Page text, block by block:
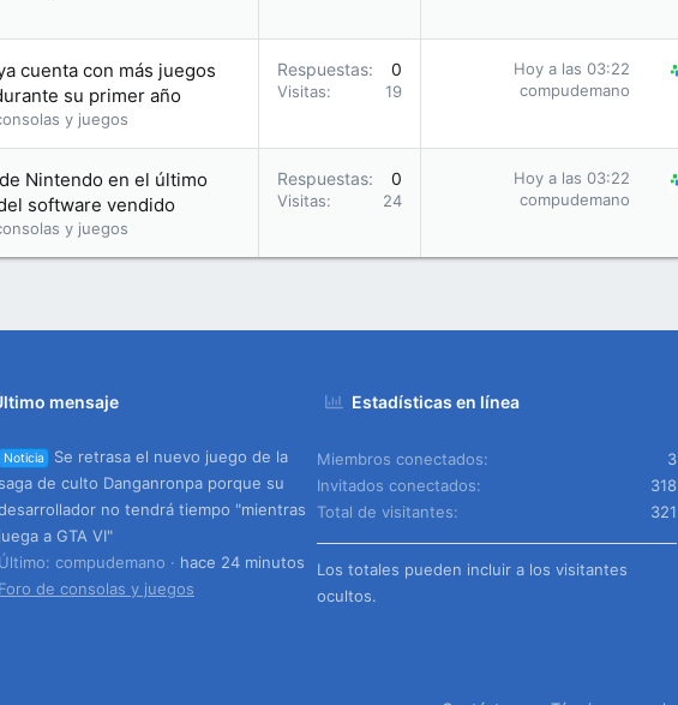
cuenta con más juegos
su primer año
y juegos
Respuestas 0
Visitas 19
Hoy a las 03:22
compudemano
Nintendo en el último
software vendido
y juegos
Respuestas 0
Visitas 24
Hoy a las 03:22
compudemano
mensaje
Noticia
Se retrasa el nuevo juego de la
saga de culto Danganronpa porque su
no tendrá tiempo "mientras
juega a GTA VI"
Último: compudemano
hace 24 minutos
Foro de consolas y juegos
Estadísticas en línea
Miembros conectados
3
Invitados conectados
318
Total de visitantes
321
Los totales pueden incluir a los visitantes
ocultos.